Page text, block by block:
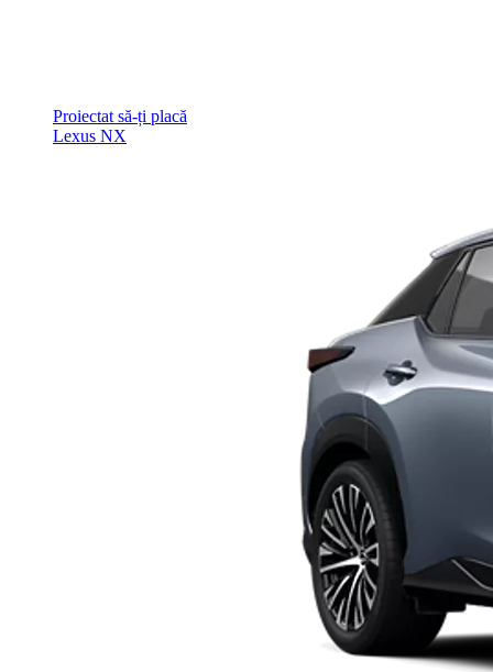
Proiectat să-ți placă
Lexus NX